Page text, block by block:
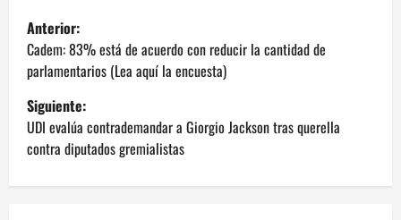
N
a
v
e
Anterior:
Cadem: 83% está de acuerdo con reducir la cantidad de
parlamentarios (Lea aquí la encuesta)
Siguiente:
UDI evalúa contrademandar a Giorgio Jackson tras querella
contra diputados gremialistas